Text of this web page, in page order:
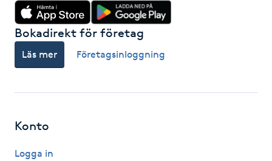
Healing
Herrklippning
HIFU
Hollywood Peel
Bokadirekt för företag
Läs mer Företagsinloggning
Konto
Logga in